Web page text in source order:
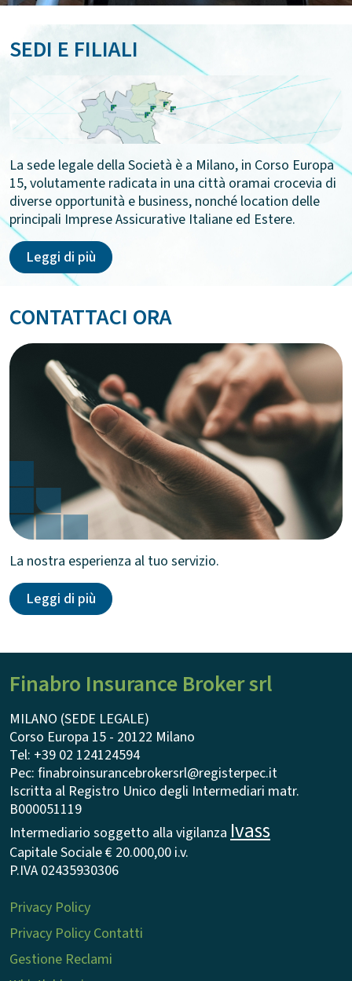
SEDI E FILIALI
La sede legale della Società è a Milano, in Corso Europa
15, volutamente radicata in una città oramai crocevia di
diverse opportunità e business, nonché location delle
principali Imprese Assicurative Italiane ed Estere.
Leggi di più
CONTATTACI ORA
La nostra esperienza al tuo servizio.
Leggi di più
Finabro Insurance Broker srl
MILANO (SEDE LEGALE)
Corso Europa 15 - 20122 Milano
Tel: +39 02 124124594
Pec: finabroinsurancebrokersrl@registerpec.it
Iscritta al Registro Unico degli Intermediari matr.
B000051119
Intermediario soggetto alla vigilanza Ivass
Capitale Sociale € 20.000,00 i.v.
P.IVA 02435930306
Privacy Policy
Privacy Policy Contatti
Gestione Reclami